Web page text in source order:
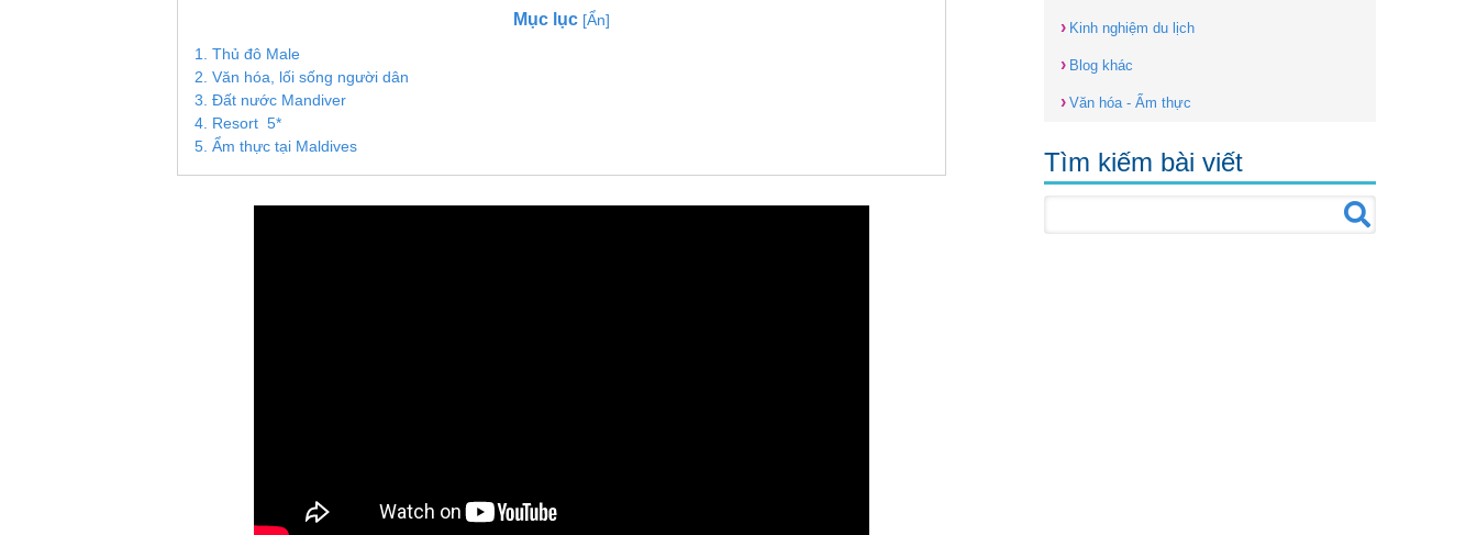
Mục lục [Ẩn]
1. Thủ đô Male
2. Văn hóa, lối sống người dân
3. Đất nước Mandiver
4. Resort 5*
5. Ẩm thực tại Maldives
› Kinh nghiệm du lịch
› Blog khác
› Văn hóa - Ẩm thực
Tìm kiếm bài viết